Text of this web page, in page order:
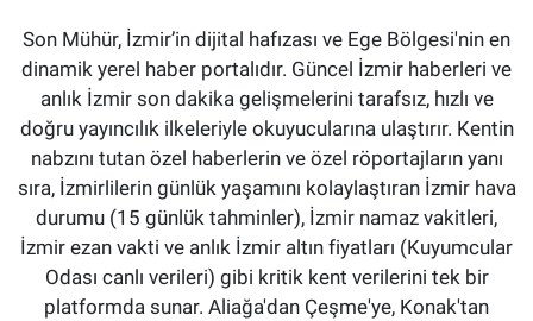
Son Mühür, İzmir’in dijital hafızası ve Ege Bölgesi'nin en
dinamik yerel haber portalıdır. Güncel İzmir haberleri ve
anlık İzmir son dakika gelişmelerini tarafsız, hızlı ve
doğru yayıncılık ilkeleriyle okuyucularına ulaştırır. Kentin
nabzını tutan özel haberlerin ve özel röportajların yanı
sıra, İzmirlilerin günlük yaşamını kolaylaştıran İzmir hava
durumu (15 günlük tahminler), İzmir namaz vakitleri,
İzmir ezan vakti ve anlık İzmir altın fiyatları (Kuyumcular
Odası canlı verileri) gibi kritik kent verilerini tek bir
platformda sunar. Aliağa'dan Çeşme'ye, Konak'tan